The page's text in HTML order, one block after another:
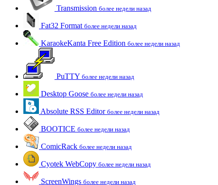
Transmission более недели назад
Fat32 Format более недели назад
KaraokeKanta Free Edition более недели назад
PuTTY более недели назад
Desktop Goose более недели назад
Absolute RSS Editor более недели назад
BOOTICE более недели назад
ComicRack более недели назад
Cyotek WebCopy более недели назад
ScreenWings более недели назад